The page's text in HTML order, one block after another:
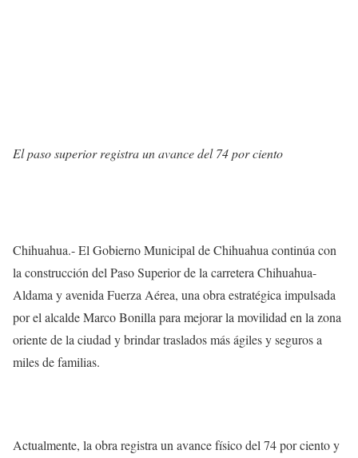
El paso superior registra un avance del 74 por ciento
Chihuahua.- El Gobierno Municipal de Chihuahua continúa con
la construcción del Paso Superior de la carretera Chihuahua-
Aldama y avenida Fuerza Aérea, una obra estratégica impulsada
por el alcalde Marco Bonilla para mejorar la movilidad en la zona
oriente de la ciudad y brindar traslados más ágiles y seguros a
miles de familias.
Actualmente, la obra registra un avance físico del 74 por ciento y